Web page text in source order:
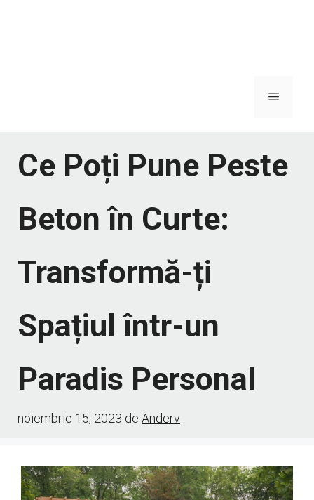
Meniu
Ce Poți Pune Peste
Beton în Curte:
Transformă-ți
Spațiul într-un
Paradis Personal
noiembrie 15, 2023 de Anderv